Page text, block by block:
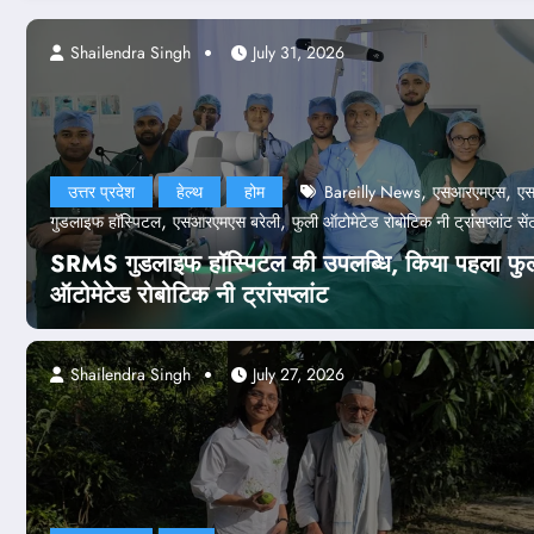
उत्तर प्रदेश हेल्थ होम Bareilly News,एसआरएमएस,
गुडलाइफ हॉस्पिटल,एसआरएमएस बरेली,फुली ऑटोमेटेड रोबोटिक नी ट्रांसप्लांट
SRMS गुडलाइफ हॉस्पिटल की उपलब्धि, किया पहला
ऑटोमेटेड रोबोटिक नी ट्रांसप्लांट
Shailendra Singh July 31, 2026
Shailendra Singh July 27, 2026
पेपर लीक केस
के 47 अफसर बर्खास्त, कानूनी
2026